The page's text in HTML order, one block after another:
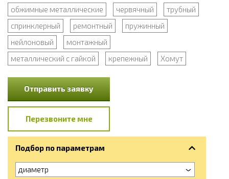
обжимные металлические червячный
трубный
спринклерный
ремонтный
пружинный
нейлоновый
монтажный
металлический с гайкой
крепежный Хомут
Отправить заявку
Перезвоните мне
Подбор по параметрам
диаметр